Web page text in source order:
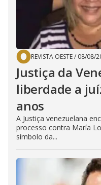
REVISTA OESTE/ 08/08/
Justiça da
liberdade a
anos
A Justiça venezuelana
processo contra María
símbolo da...